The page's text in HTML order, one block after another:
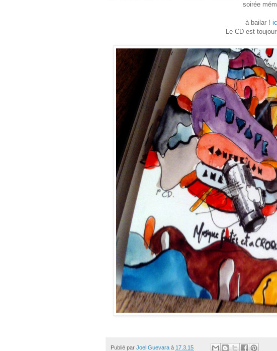
soirée
à bailar !
Le CD est
Publié par Joel Guevara à 17.3.15